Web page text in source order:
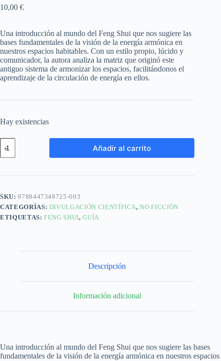
10,00 €
Una introducción al mundo del Feng Shui que nos sugiere las
bases fundamentales de la visión de la energía armónica en
nuestros espacios habitables. Con un estilo propio, lúcido y
comunicador, la autora analiza la matriz que originó este
antiguo sistema de armonizar los espacios, facilitándonos el
aprendizaje de la circulación de energía en ellos.
Hay existencias
Añadir al carrito
SKU:9788447348725-003
CATEGORÍAS: DIVULGACIÓN CIENTÍFICA,NO FICCIÓN
ETIQUETAS:FENG SHUI,GUÍA
Descripción
Información adicional
Una introducción al mundo del Feng Shui que nos sugiere las bases
fundamentales de la visión de la energía armónica en nuestros espacios